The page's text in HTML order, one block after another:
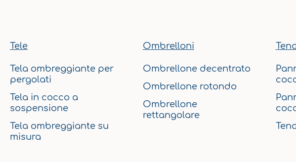
Tele
Tela ombreggiante per
pergolati
Tela in cocco a
sospensione
Tela ombreggiante su
misura
Ombrelloni
Ombrellone decentrato
Ombrellone rotondo
Ombrellone
rettangolare